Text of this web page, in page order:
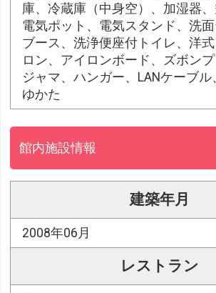
庫、冷蔵庫（中身空）、加湿器、
電気ポット、電気スタンド、洗
ブース、洗浄便座付トイレ、洋
ロン、アイロンボード、ズボン
ジャマ、ハンガー、LANケーブル
ゆかた
館内施設情報
建築年月
2008年06月
レストラン